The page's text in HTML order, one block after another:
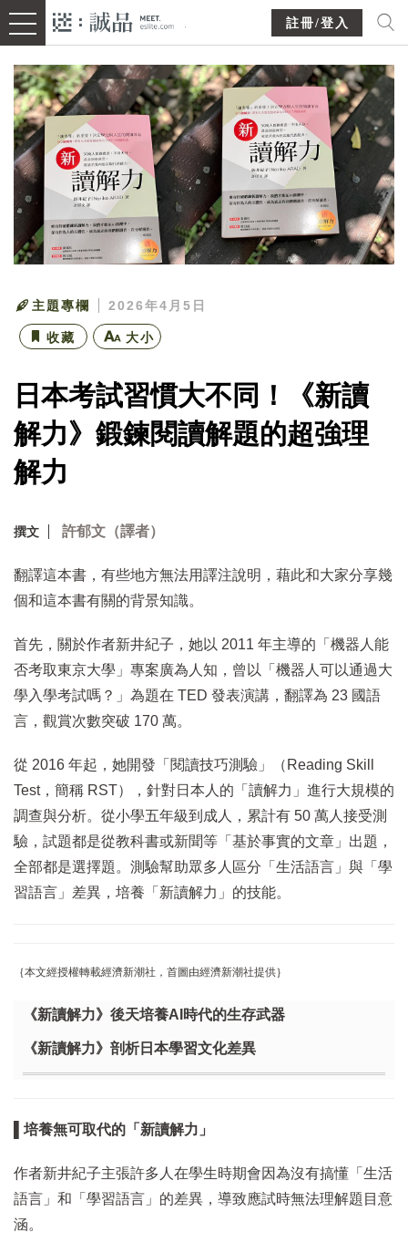
註冊/登入
主題專欄 2026年4月5日
收藏 大小
日本考試習慣大不同！《新讀
解力》鍛鍊閱讀解題的超強理
解力
撰文 許郁文（譯者）
翻譯這本書，有些地方無法用譯注說明，藉此和大家分享幾
個和這本書有關的背景知識。
首先，關於作者新井紀子，她以 2011 年主導的「機器人能
否考取東京大學」專案廣為人知，曾以「機器人可以通過大
學入學考試嗎？」為題在 TED 發表演講，翻譯為 23 國語
言，觀賞次數突破 170 萬。
從 2016 年起，她開發「閱讀技巧測驗」（Reading Skill
Test，簡稱 RST），針對日本人的「讀解力」進行大規模的
調查與分析。從小學五年級到成人，累計有 50 萬人接受測
驗，試題都是從教科書或新聞等「基於事實的文章」出題，
全部都是選擇題。測驗幫助眾多人區分「生活語言」與「學
習語言」差異，培養「新讀解力」的技能。
｛本文經授權轉載經濟新潮社，首圖由經濟新潮社提供｝
《新讀解力》後天培養AI時代的生存武器
《新讀解力》剖析日本學習文化差異
▌培養無可取代的「新讀解力」
作者新井紀子主張許多人在學生時期會因為沒有搞懂「生活
語言」和「學習語言」的差異，導致應試時無法理解題目意
涵。